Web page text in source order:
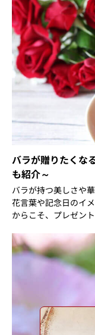
バラが贈りたくな
も紹介～
バラが持つ美しさや
花言葉や記念日のイ
からこそ、プレゼン